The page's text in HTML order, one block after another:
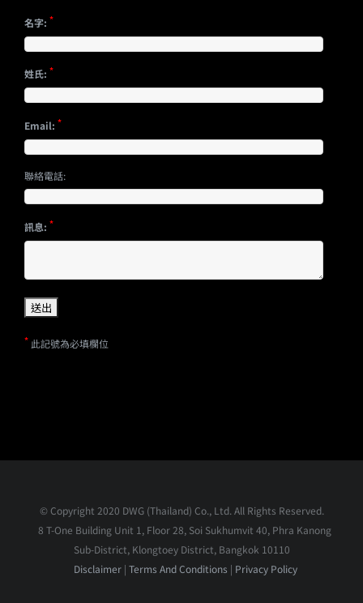
名字: *
姓氏: *
Email: *
聯絡電話:
訊息: *
* 此記號為必填欄位
© Copyright 2020 DWG (Thailand) Co., Ltd. All Rights Reserved.
8 T-One Building Unit 1, Floor 28, Soi Sukhumvit 40, Phra Kanong
Sub-District, Klongtoey District, Bangkok 10110
Disclaimer | Terms And Conditions | Privacy Policy